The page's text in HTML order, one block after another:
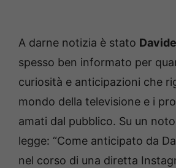
A darne notizia è stato
spesso ben informato per
curiosità e anticipazioni che
mondo della televisione e i
amati dal pubblico. Su un
legge: “Come anticipato da
nel corso di una diretta